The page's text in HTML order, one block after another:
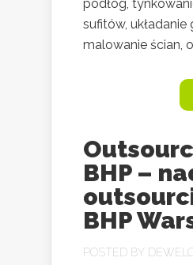
podłóg,
sufitów, układanie
malowanie ścian,
BHP –
BHP
POSTED BY